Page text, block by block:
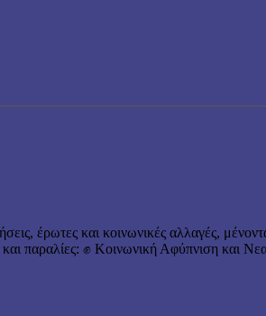
έρωτες και κοινωνικές αλλαγές,
παραλίες: ✊ Κοινωνική Αφύπνιση και